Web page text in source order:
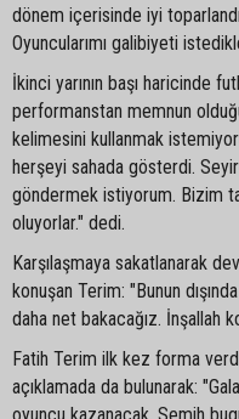
dönem içerisinde iyi
Oyuncularımı galibiyeti
İkinci yarının başı haricinde
performanstan memnun
kelimesini kullanmak
herşeyi sahada gösterdi.
göndermek istiyorum. Bizim
oluyorlar." dedi.
Karşılaşmaya sakatlanarak
konuşan Terim: "Bunun
daha net bakacağız. İnşallah
Fatih Terim ilk kez forma
açıklamada da bulunarak: